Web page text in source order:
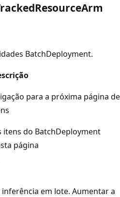
ResourceArm
BatchDeployment.
para a próxima página de
itens do BatchDeployment
página
em lote. Aumentar a